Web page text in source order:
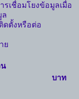
เชื่อมโยงข้อมูลเมื่อ
ล
ดตั้งหรือต่อ
ย
บาท